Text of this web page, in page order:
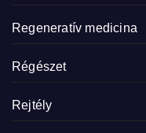
Regeneratív medicina
Régészet
Rejtély